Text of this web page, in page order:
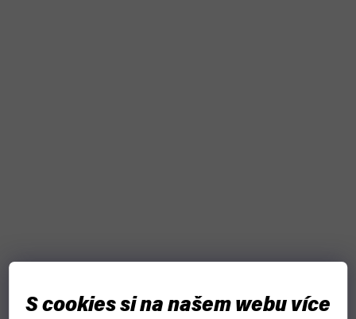
S cookies si na našem webu více